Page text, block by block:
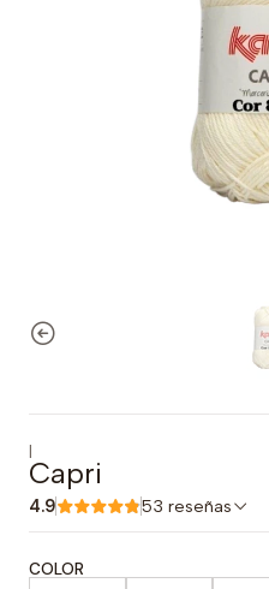
|
Capri
4.9 53 reseñas
COLOR